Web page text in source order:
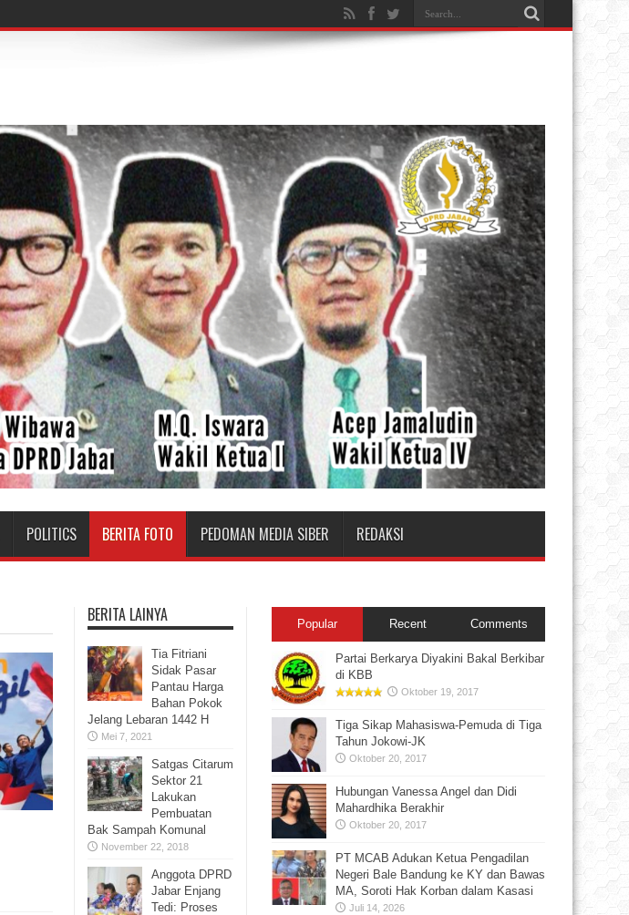
POLITICS BERITA FOTO PEDOMAN MEDIA SIBER REDAKSI
BERITA LAINYA
Tia Fitriani
Sidak Pasar
Pantau Harga
Bahan Pokok
Jelang Lebaran 1442 H
Mei 7, 2021
Satgas Citarum
Sektor 21
Lakukan
Pembuatan
Bak Sampah Komunal
November 22, 2018
Anggota DPRD
Jabar Enjang
Tedi: Proses
Popular Recent Comments
Partai Berkarya Diyakini Bakal Berkibar
di KBB
Oktober 19, 2017
Tiga Sikap Mahasiswa-Pemuda di Tiga
Tahun Jokowi-JK
Oktober 20, 2017
Hubungan Vanessa Angel dan Didi
Mahardhika Berakhir
Oktober 20, 2017
PT MCAB Adukan Ketua Pengadilan
Negeri Bale Bandung ke KY dan Bawas
MA, Soroti Hak Korban dalam Kasasi
Juli 14, 2026